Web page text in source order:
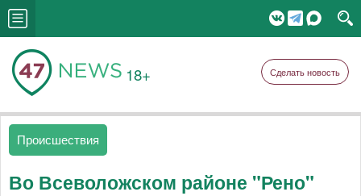
18+ Сделать новость
Происшествия
Во Всеволожском районе "Рено"